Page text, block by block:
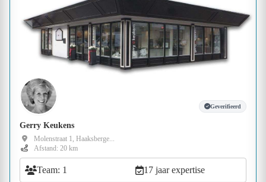
Geverifieerd
Gerry Keukens
Molenstraat 1, Haaksberge...
Afstand: 20 km
Team: 1 17 jaar expertise